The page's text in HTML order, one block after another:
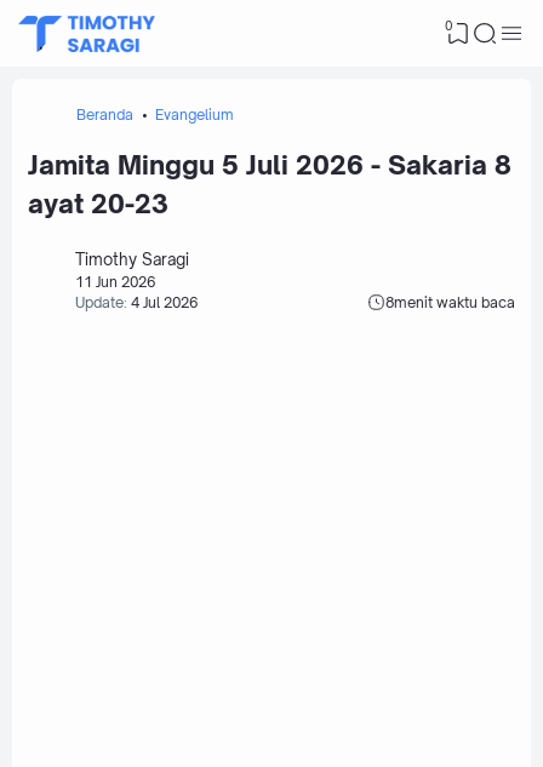
0
Beranda Evangelium
Jamita Minggu 5 Juli 2026 - Sakaria 8
ayat 20-23
Timothy Saragi
11 Jun 2026
Update: 4 Jul 2026 8menit waktu baca